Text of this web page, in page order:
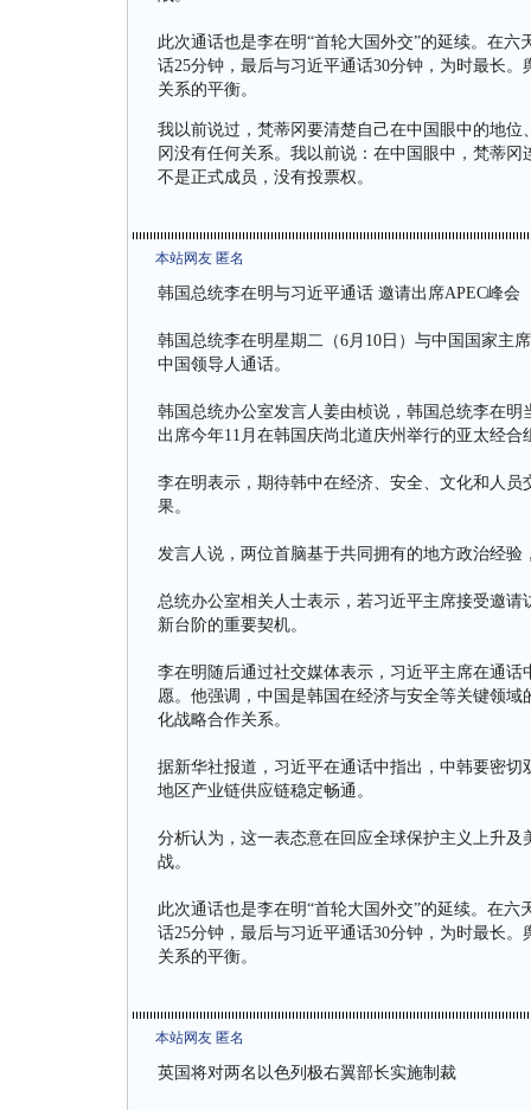
此次通话也是李在明“首轮大国外交”的延续。在
话25分钟，最后与习近平通话30分钟，为时最长
关系的平衡。
我以前说过，梵蒂冈要清楚自己在中国眼中的地
冈没有任何关系。我以前说：在中国眼中，梵蒂
不是正式成员，没有投票权。
本站网友 匿名
韩国总统李在明与习近平通话 邀请出席APEC峰会
韩国总统李在明星期二（6月10日）与中国国家主
中国领导人通话。
韩国总统办公室发言人姜由桢说，韩国总统李在
出席今年11月在韩国庆尚北道庆州举行的亚太经合
李在明表示，期待韩中在经济、安全、文化和人
果。
发言人说，两位首脑基于共同拥有的地方政治经
总统办公室相关人士表示，若习近平主席接受邀
新台阶的重要契机。
李在明随后通过社交媒体表示，习近平主席在通
愿。他强调，中国是韩国在经济与安全等关键领
化战略合作关系。
据新华社报道，习近平在通话中指出，中韩要密
地区产业链供应链稳定畅通。
分析认为，这一表态意在回应全球保护主义上升
战。
此次通话也是李在明“首轮大国外交”的延续。在
话25分钟，最后与习近平通话30分钟，为时最长
关系的平衡。
本站网友 匿名
英国将对两名以色列极右翼部长实施制裁